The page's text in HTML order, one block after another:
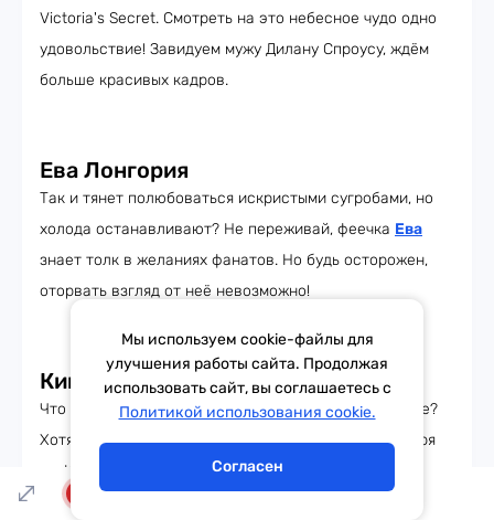
Victoria's Secret. Смотреть на это небесное чудо одно
удовольствие! Завидуем мужу Дилану Спроусу, ждём
больше красивых кадров.
Ева Лонгория
Так и тянет полюбоваться искристыми сугробами, но
холода останавливают? Не переживай, феечка Ева
знает толк в желаниях фанатов. Но будь осторожен,
оторвать взгляд от неё невозможно!
Ким Кардашьян
Что подчеркнёт красоту, как не белоснежное платье?
Хотя этой иконе стиля подойдёт любой образ. Не зря
же Ким так работала над своей фигурой.
Тема дня Гороскоп
Мы используем cookie-файлы для
улучшения работы сайта. Продолжая
использовать сайт, вы соглашаетесь с
Политикой использования cookie.
Согласен